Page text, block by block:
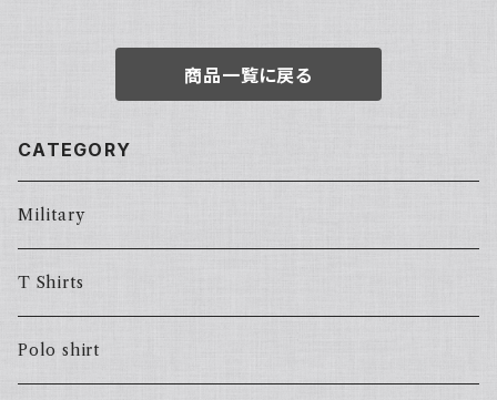
商品一覧に戻る
CATEGORY
Military
T Shirts
Polo shirt